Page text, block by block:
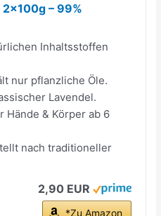
2x100g – 99%
Inhaltsstoffen
nur pflanzliche Öle.
Lavendel.
Hände & Körper ab 6
nach traditioneller
2,90 EUR
*Zu Amazon